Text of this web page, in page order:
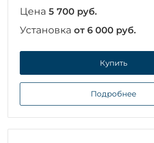
Цена 5 700 руб.
Установка от 6 000 руб.
Купить
Подробнее